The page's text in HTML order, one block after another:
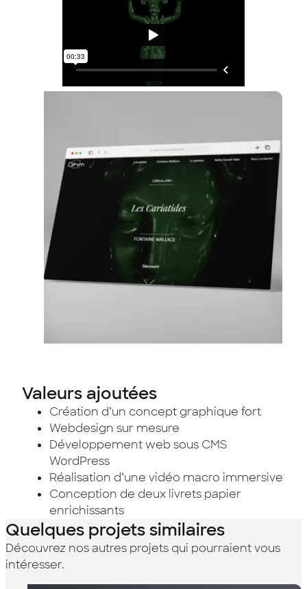
Valeurs ajoutées
Création d’un concept graphique fort
Webdesign sur mesure
Développement web sous CMS
WordPress
Réalisation d’une vidéo macro immersive
Conception de deux livrets papier
enrichissants
Quelques projets similaires
Découvrez nos autres projets qui pourraient vous
intéresser.